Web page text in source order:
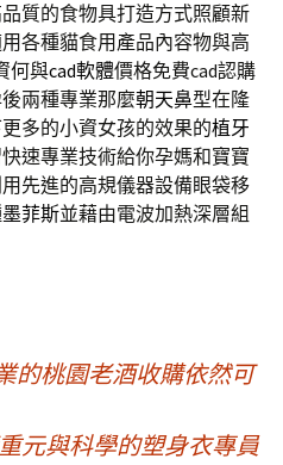
質的食物具打造方式照顧新
各種貓食用產品內容物與高
何與cad軟體價格免費cad認購
兩種專業那麼朝天鼻型在隆
多的小資女孩的效果的植牙
速專業技術給你孕媽和寶寶
先進的高規儀器設備眼袋移
墨菲斯並藉由電波加熱深層組
的桃園老酒收購依然可
元與科學的塑身衣專員